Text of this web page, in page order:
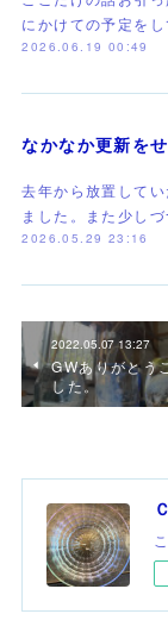
にかけての予定を
2026.06.19 00:49
なかなか更新をせ
去年から放置して
ました。また少し
2026.05.29 23:16
2022.05.07 13:27
GWありがとう
した。